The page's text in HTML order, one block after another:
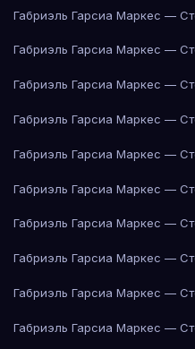
Габриэль Гарсиа Маркес —
Габриэль Гарсиа Маркес —
Габриэль Гарсиа Маркес —
Габриэль Гарсиа Маркес —
Габриэль Гарсиа Маркес —
Габриэль Гарсиа Маркес —
Габриэль Гарсиа Маркес —
Габриэль Гарсиа Маркес —
Габриэль Гарсиа Маркес —
Габриэль Гарсиа Маркес —